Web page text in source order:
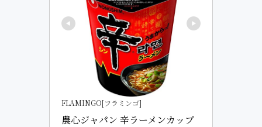
FLAMINGO[フラミンゴ]
農心ジャパン 辛ラーメンカップ